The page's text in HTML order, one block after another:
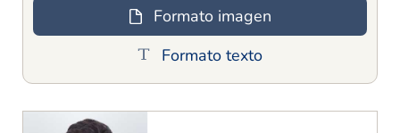
Formato imagen
Formato texto